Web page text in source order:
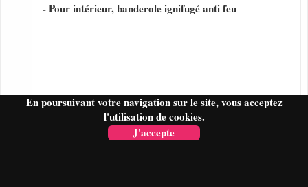
En poursuivant votre navigation sur le site, vous acceptez
l'utilisation de cookies.
J'accepte
- Pour intérieur, banderole ignifugé anti feu